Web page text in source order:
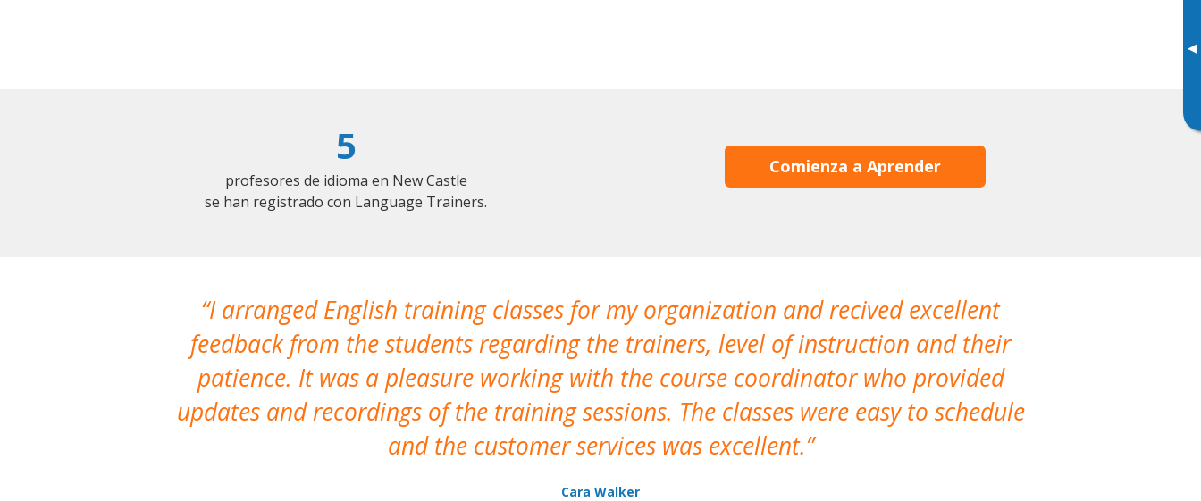
▸
5
profesores de idioma en New Castle
se han registrado con Language Trainers.
Comienza a Aprender
I arranged English training classes for my organization and recived excellent
feedback from the students regarding the trainers, level of instruction and their
patience. It was a pleasure working with the course coordinator who provided
updates and recordings of the training sessions. The classes were easy to schedule
and the customer services was excellent.
Cara Walker